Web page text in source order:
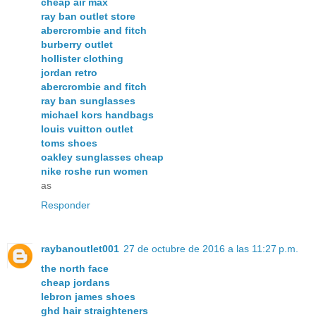
ray ban outlet store
abercrombie and fitch
burberry outlet
hollister clothing
jordan retro
abercrombie and fitch
ray ban sunglasses
michael kors handbags
louis vuitton outlet
toms shoes
oakley sunglasses cheap
nike roshe run women
as
Responder
raybanoutlet001 27 de octubre de 2016 a las 11:27 p.m.
the north face
cheap jordans
lebron james shoes
ghd hair straighteners